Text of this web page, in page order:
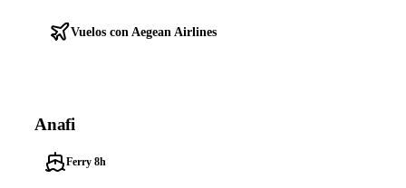
Vuelos con Aegean Airlines
Anafi
Ferry 8h